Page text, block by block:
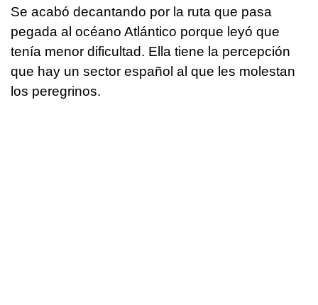
Se acabó decantando por la ruta que pasa
pegada al océano Atlántico porque leyó que
tenía menor dificultad. Ella tiene la percepción
que hay un sector español al que les molestan
los peregrinos.